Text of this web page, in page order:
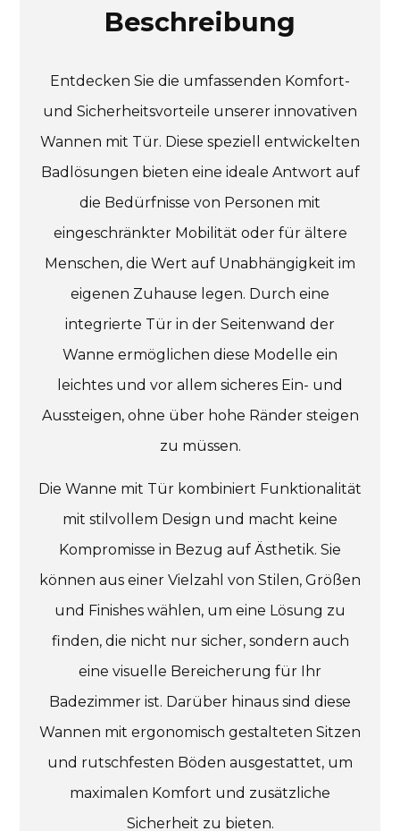
Beschreibung
Entdecken Sie die umfassenden Komfort-
und Sicherheitsvorteile unserer innovativen
Wannen mit Tür. Diese speziell entwickelten
Badlösungen bieten eine ideale Antwort auf
die Bedürfnisse von Personen mit
eingeschränkter Mobilität oder für ältere
Menschen, die Wert auf Unabhängigkeit im
eigenen Zuhause legen. Durch eine
integrierte Tür in der Seitenwand der
Wanne ermöglichen diese Modelle ein
leichtes und vor allem sicheres Ein- und
Aussteigen, ohne über hohe Ränder steigen
zu müssen.
Die Wanne mit Tür kombiniert Funktionalität
mit stilvollem Design und macht keine
Kompromisse in Bezug auf Ästhetik. Sie
können aus einer Vielzahl von Stilen, Größen
und Finishes wählen, um eine Lösung zu
finden, die nicht nur sicher, sondern auch
eine visuelle Bereicherung für Ihr
Badezimmer ist. Darüber hinaus sind diese
Wannen mit ergonomisch gestalteten Sitzen
und rutschfesten Böden ausgestattet, um
maximalen Komfort und zusätzliche
Sicherheit zu bieten.